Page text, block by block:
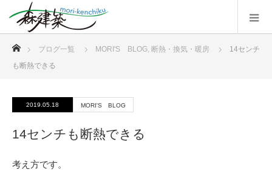
ブログ一覧 MORI'S BLOG, 断熱・換気・暖房
14センチ
も断熱できる
2019.05.18 MORI'S BLOG
14センチも断熱できる
考え方です。